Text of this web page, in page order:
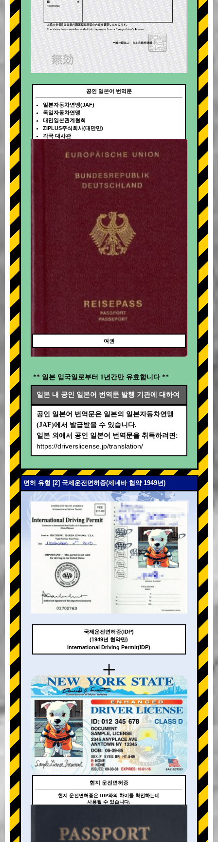
+
공인 일본어 번역문
일본자동차연맹(JAF)
독일자동차연맹
대만일본관계협회
ZIPLUS주식회사(대만만)
각국 대사관
여권
** 일본 입국일로부터 1년간만 유효합니다 **
일본 내 공인 일본어 번역문 발행 기관에 대하여
공인 일본어 번역문은 일본의 일본자동차연맹
(JAF)에서 발급받을 수 있습니다.
일본 외에서 공인 일본어 번역문을 취득하려면:
https://driverslicense.jp/translation/
면허 유형 [2] 국제운전면허증(제네바 협약 1949년)
+
+
국제운전면허증(IDP)
(1949년 협약만)
International Driving Permit(IDP)
현지 운전면허증
현지 운전면허증은 IDP와의 차이를 확인하는데
사용될 수 있습니다.